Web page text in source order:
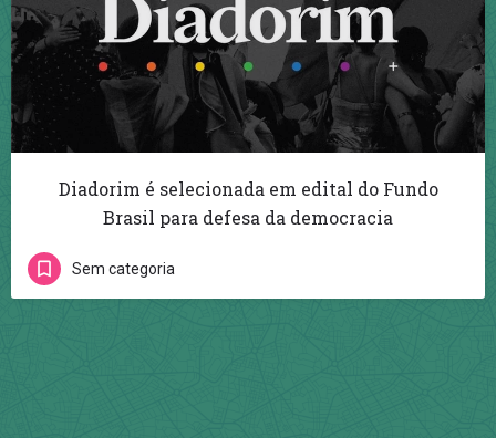
Diadorim é selecionada em edital do Fundo
Brasil para defesa da democracia
Sem categoria